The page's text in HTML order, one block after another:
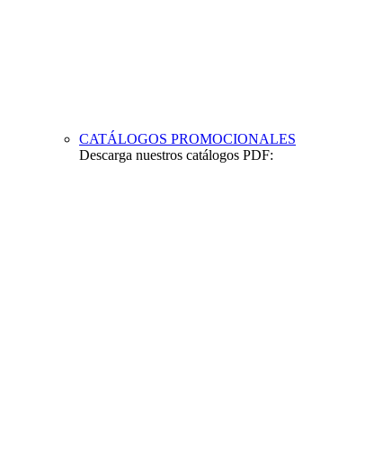
CATÁLOGOS PROMOCIONALES
Descarga nuestros catálogos PDF: